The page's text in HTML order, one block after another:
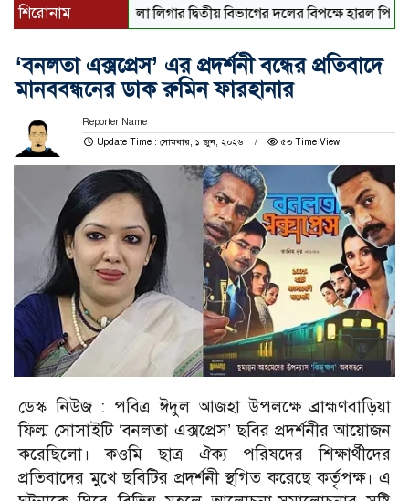
শিরোনাম লা লিগার দ্বিতীয় বিভাগের দলের বিপক্ষে হারল পিএসজি
‘বনলতা এক্সপ্রেস’ এর প্রদর্শনী বন্ধের প্রতিবাদে
মানববন্ধনের ডাক রুমিন ফারহানার
Reporter Name
Update Time : সোমবার, ১ জুন, ২০২৬
৫৩ Time View
ডেস্ক নিউজ : পবিত্র ঈদুল আজহা উপলক্ষে ব্রাহ্মণবাড়িয়া
ফিল্ম সোসাইটি ‘বনলতা এক্সপ্রেস’ ছবির প্রদর্শনীর আয়োজন
করেছিলো। কওমি ছাত্র ঐক্য পরিষদের শিক্ষার্থীদের
প্রতিবাদের মুখে ছবিটির প্রদর্শনী স্থগিত করেছে কর্তৃপক্ষ। এ